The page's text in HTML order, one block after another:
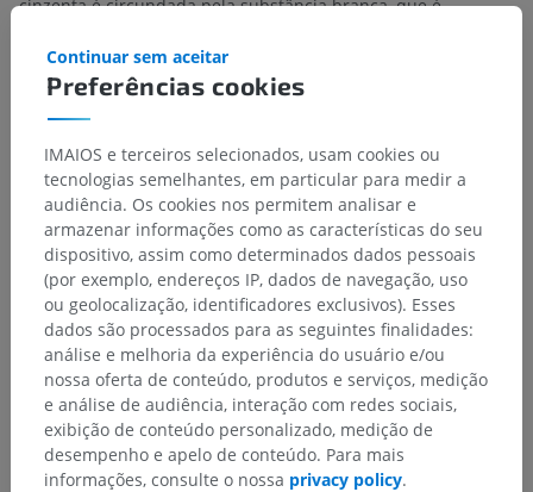
cinzenta é circundada pela substância branca, que é
regiões distintas, como as colunas anteriores, laterais e
posteriores de substância branca.
Os nervos cranianos e os nervos espinais originam-se do
encéfalo e da medula espinal, constituindo o sistema nervoso
periférico. Existem 12 pares de nervos cranianos e 31 pares
de nervos espinais em nosso organismo.
A tradução está incorreta? RELATAR
Referências
Thau, L., Reddy, V. and Singh, P. Anatomy, Central Nervous System.
[Updated 2022 Oct 10]. In: StatPearls [Internet]
. Treasure Island (FL):
StatPearls Publishing; 2023 Jan-. Available from:
https://www.ncbi.nlm.nih.gov/books/NBK542179/
Preferências cookies
Continuar sem aceitar
IMAIOS e terceiros selecionados, usam cookies ou
tecnologias semelhantes, em particular para medir a
audiência. Os cookies nos permitem analisar e
armazenar informações como as características do seu
dispositivo, assim como determinados dados pessoais
(por exemplo, endereços IP, dados de navegação, uso
ou geolocalização, identificadores exclusivos). Esses
dados são processados para as seguintes finalidades:
análise e melhoria da experiência do usuário e/ou
nossa oferta de conteúdo, produtos e serviços, medição
e análise de audiência, interação com redes sociais,
exibição de conteúdo personalizado, medição de
desempenho e apelo de conteúdo. Para mais
informações, consulte o nossa privacy policy.